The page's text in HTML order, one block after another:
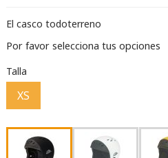
El casco todoterreno
Por favor selecciona tus opciones
Talla
XS